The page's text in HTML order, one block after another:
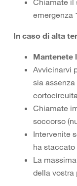
emergenza
In caso di alta
Mantenete
Avvicinarvi
sia
Chiamate
soccorso
Intervenite
ha staccato
La
della vostra